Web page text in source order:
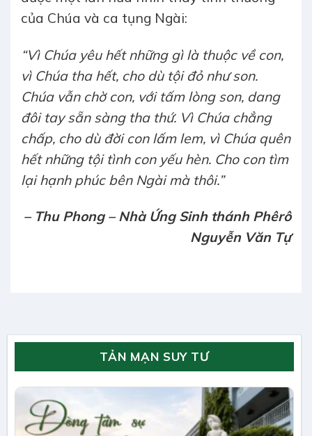
của Chúa và ca tụng Ngài:
“Vì Chúa yêu hết những gì là thuộc về con,
vì Chúa tha hết, cho dù tội đỏ như son.
Chúa vẫn chờ con, với tấm lòng son, dang
đôi tay sẵn sàng tha thứ. Vì Chúa chẳng
chấp, cho dù đời con lấm lem, vì Chúa quên
hết những tội tình con yếu hèn. Cho con tìm
lại hạnh phúc bên Ngài mà thôi.”
– Thu Phong –Nhà Ứng Sinh thánh Phêrô
Nguyễn Văn Tự
TẢN MẠN SUY TƯ